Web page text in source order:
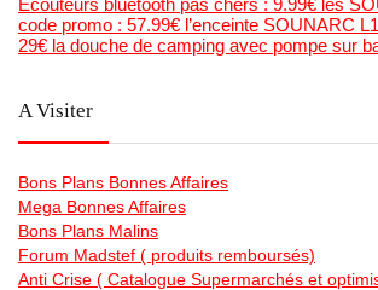
code promo : 57.99€ l’enceinte SOUNARC
29€ la douche de camping avec pompe sur
A Visiter
Bons Plans Bonnes Affaires
Mega Bonnes Affaires
Bons Plans Malins
Forum Madstef ( produits remboursés)
Anti Crise ( Catalogue Supermarchés et